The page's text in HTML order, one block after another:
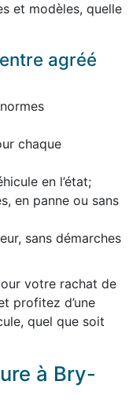
et modèles, quelle
agréé
chaque
en l’état;
en panne ou sans
sans démarches
votre rachat de
profitez d’une
quel que soit
à Bry-